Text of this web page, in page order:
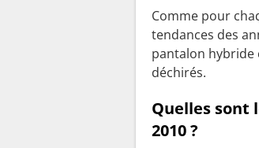
Comme pour
tendances des
pantalon hybride
déchirés.
Quelles sont
2010 ?